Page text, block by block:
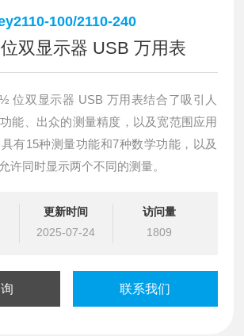
100/2110-240
双显示器 USB 万用表
位双显示器 USB 万用表结合了吸引人
能、出众的测量精度，以及宽范围应用
有15种测量功能和7种数学功能，以及
许同时显示两个不同的测量。
更新时间
2025-07-24
访问量
1809
联系我们